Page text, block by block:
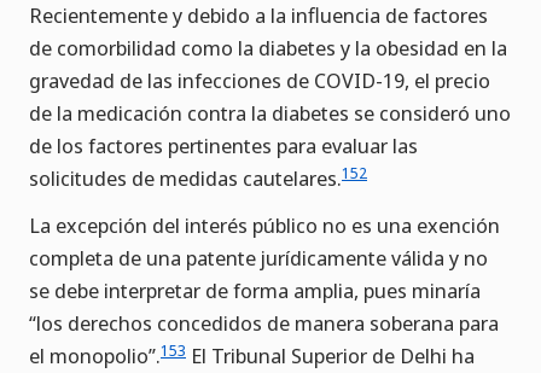
Recientemente y debido a la influencia de factores
de comorbilidad como la diabetes y la obesidad en la
gravedad de las infecciones de COVID-19, el precio
de la medicación contra la diabetes se consideró uno
de los factores pertinentes para evaluar las
solicitudes de medidas cautelares.152
La excepción del interés público no es una exención
completa de una patente jurídicamente válida y no
se debe interpretar de forma amplia, pues minaría
“los derechos concedidos de manera soberana para
el monopolio”.153 El Tribunal Superior de Delhi ha